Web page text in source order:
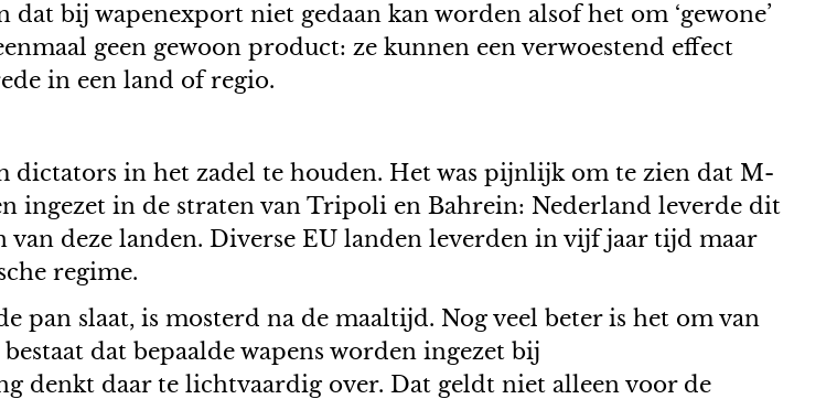
bij wapenexport niet gedaan kan worden alsof het om ‘gewone’
geen gewoon product: ze kunnen een verwoestend effect
in een land of regio.
dictators in het zadel te houden. Het was pijnlijk om te zien dat M-
ingezet in de straten van Tripoli en Bahrein: Nederland leverde dit
deze landen. Diverse EU landen leverden in vijf jaar tijd maar
regime.
pan slaat, is mosterd na de maaltijd. Nog veel beter is het om van
dat bepaalde wapens worden ingezet bij
denkt daar te lichtvaardig over. Dat geldt niet alleen voor de